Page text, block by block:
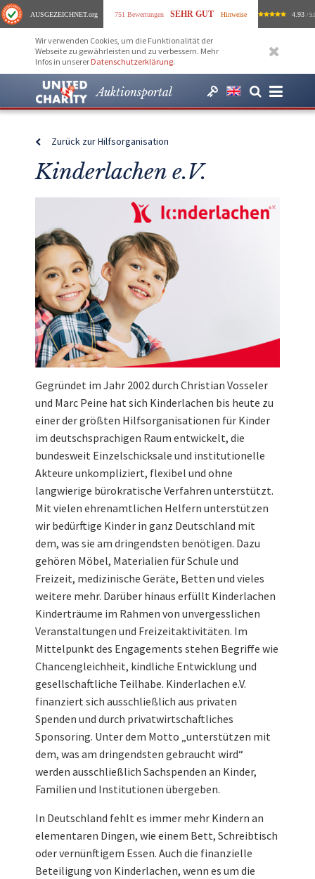
AUSGEZEICHNET.org 751 Bewertungen SEHR GUT Hinweise 4.93 /
Wir verwenden Cookies, um die Funktionalität der
Webseite zu gewährleisten und zu verbessern. Mehr
Infos in unserer Datenschutzerklärung.
Auktionsportal
Zurück zur Hilfsorganisation
Kinderlachen e.V.
Gegründet im Jahr 2002 durch Christian Vosseler
und Marc Peine hat sich Kinderlachen bis heute zu
einer der größten Hilfsorganisationen für Kinder
im deutschsprachigen Raum entwickelt, die
bundesweit Einzelschicksale und institutionelle
Akteure unkompliziert, flexibel und ohne
langwierige bürokratische Verfahren unterstützt.
Mit vielen ehrenamtlichen Helfern unterstützen
wir bedürftige Kinder in ganz Deutschland mit
dem, was sie am dringendsten benötigen. Dazu
gehören Möbel, Materialien für Schule und
Freizeit, medizinische Geräte, Betten und vieles
weitere mehr. Darüber hinaus erfüllt Kinderlachen
Kinderträume im Rahmen von unvergesslichen
Veranstaltungen und Freizeitaktivitäten. Im
Mittelpunkt des Engagements stehen Begriffe wie
Chancengleichheit, kindliche Entwicklung und
gesellschaftliche Teilhabe. Kinderlachen e.V.
finanziert sich ausschließlich aus privaten
Spenden und durch privatwirtschaftliches
Sponsoring. Unter dem Motto „unterstützen mit
dem, was am dringendsten gebraucht wird“
werden ausschließlich Sachspenden an Kinder,
Familien und Institutionen übergeben.
In Deutschland fehlt es immer mehr Kindern an
elementaren Dingen, wie einem Bett, Schreibtisch
oder vernünftigem Essen. Auch die finanzielle
Beteiligung von Kinderlachen, wenn es um die